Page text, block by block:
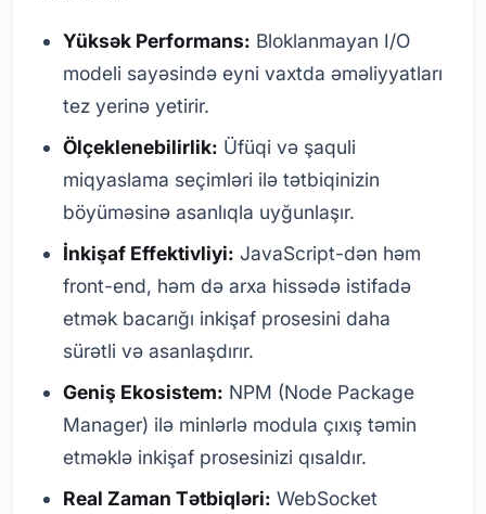
Yüksək Performans: Bloklanmayan I/O
modeli sayəsində eyni vaxtda əməliyyatları
tez yerinə yetirir.
Ölçeklenebilirlik: Üfüqi və şaquli
miqyaslama seçimləri ilə tətbiqinizin
böyüməsinə asanlıqla uyğunlaşır.
İnkişaf Effektivliyi: JavaScript-dən həm
front-end, həm də arxa hissədə istifadə
etmək bacarığı inkişaf prosesini daha
sürətli və asanlaşdırır.
Geniş Ekosistem: NPM (Node Package
Manager) ilə minlərlə modula çıxış təmin
etməklə inkişaf prosesinizi qısaldır.
Real Zaman Tətbiqləri: WebSocket